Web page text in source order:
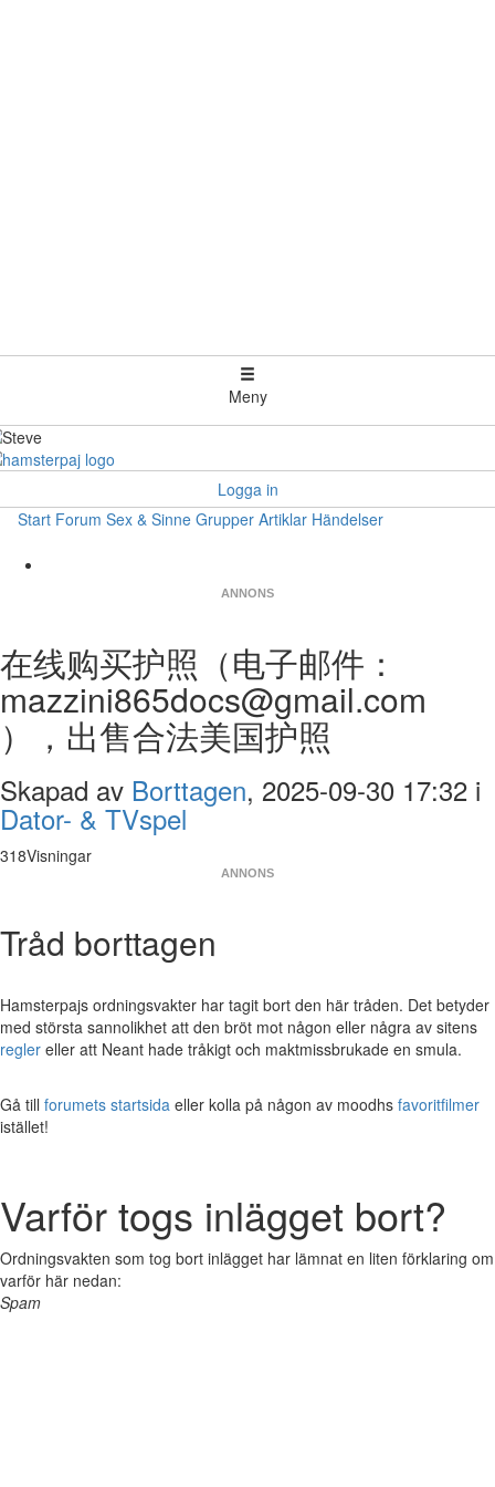
Meny
Logga in
Start Forum Sex & Sinne Grupper Artiklar Händelser
ANNONS
在线购买护照（电子邮件：
mazzini865docs@gmail.com
），出售合法美国护照
Skapad av Borttagen, 2025-09-30 17:32 i
Dator- & TVspel
318Visningar
ANNONS
Tråd borttagen
Hamsterpajs ordningsvakter har tagit bort den här tråden. Det betyder
med största sannolikhet att den bröt mot någon eller några av sitens
regler eller att Neant hade tråkigt och maktmissbrukade en smula.
Gå till forumets startsida eller kolla på någon av moodhs favoritfilmer
istället!
Varför togs inlägget bort?
Ordningsvakten som tog bort inlägget har lämnat en liten förklaring om
varför här nedan:
Spam